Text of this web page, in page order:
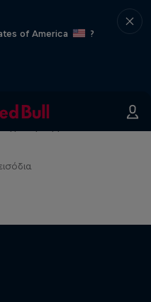
of America
?
Trips